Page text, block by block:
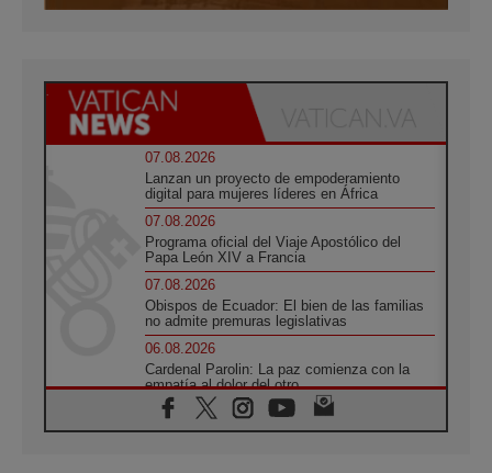
07.08.2026
Lanzan un proyecto de empoderamiento
digital para mujeres líderes en África
07.08.2026
Programa oficial del Viaje Apostólico del
Papa León XIV a Francia
07.08.2026
Obispos de Ecuador: El bien de las familias
no admite premuras legislativas
06.08.2026
Cardenal Parolin: La paz comienza con la
empatía al dolor del otro
06.08.2026
Fray Marco Vianelli: Aprender el Evangelio